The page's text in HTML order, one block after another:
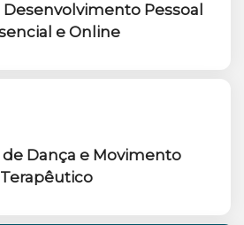
Pessoal
e Online
Dança e Movimento
Terapêutico